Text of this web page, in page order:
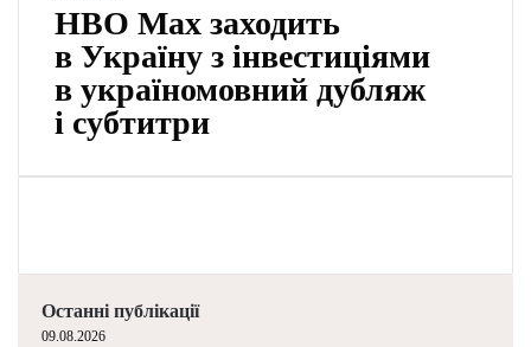
O
a
з
в
HBO Max заходить
в Україну з інвестиціями
в україномовний дубляж
і субтитри
Останні публікації
09.08.2026